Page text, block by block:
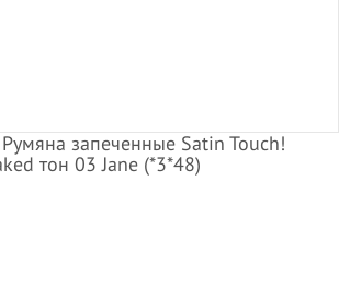
Румяна запеченные Satin Touch!
тон 03 Jane (*3*48)